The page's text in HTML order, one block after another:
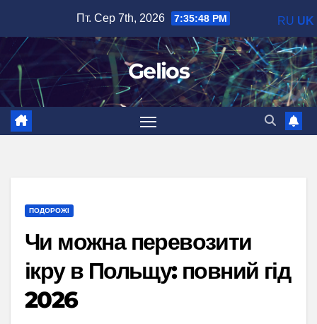
вмісту
Пт. Сер 7th, 2026 7:35:49 PM
Gelios
ПОДОРОЖІ
Чи можна перевозити
ікру в Польщу: повний гід
2026
RU UK